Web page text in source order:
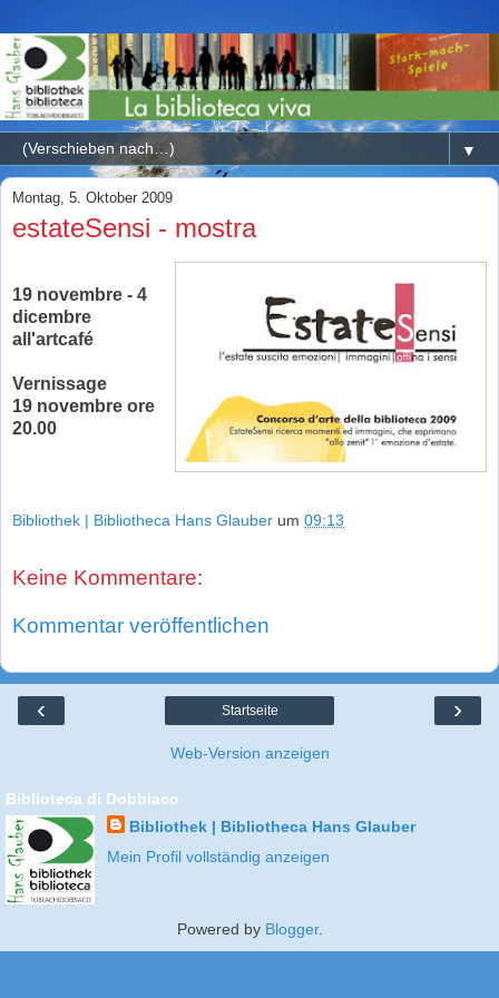
▼
Montag, 5. Oktober 2009
estateSensi - mostra
19 novembre - 4
dicembre
all'artcafé
Vernissage
19 novembre ore
20.00
Bibliothek | Bibliotheca Hans Glauber um 09:13
Keine Kommentare:
Kommentar veröffentlichen
‹ ›
Startseite
Web-Version anzeigen
Biblioteca di Dobbiaco
Bibliothek | Bibliotheca Hans Glauber
Mein Profil vollständig anzeigen
Powered by Blogger.